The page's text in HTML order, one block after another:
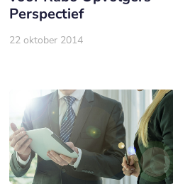
Perspectief
22 oktober 2014